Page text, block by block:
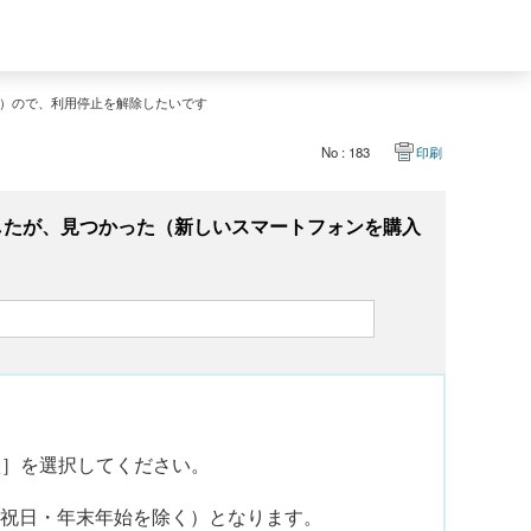
ので、利用停止を解除したいです
No : 183 印刷
が、見つかった（新しいスマートフォンを購入
を選択してください。
・年末年始を除く）となります。